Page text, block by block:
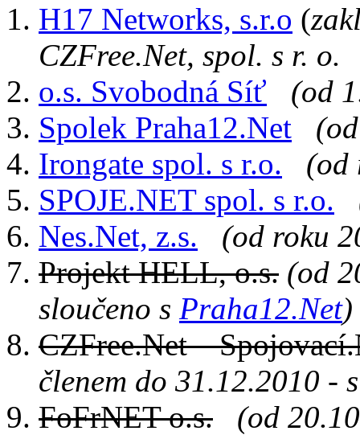
H17 Networks, s.r.o (
CZFree.Net, spol. s r. o.
o.s. Svobodná Síť
(od
Spolek Praha12.Net
Irongate spol. s r.o.
(od
SPOJE.NET spol. s r.o.
Nes.Net, z.s.
(od roku
Projekt HELL, o.s. (od
sloučeno s Praha12.Net)
CZFree.Net –
členem do 31.12.2010 -
FoFrNET o.s.
(od